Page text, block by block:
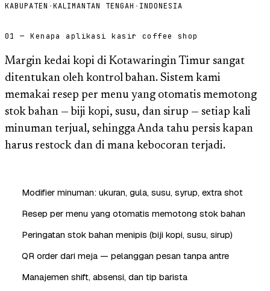
KABUPATEN ·KALIMANTAN TENGAH · INDONESIA
01 — Kenapa aplikasi kasir coffee shop
Margin kedai kopi di Kotawaringin Timur sangat
ditentukan oleh kontrol bahan. Sistem kami
memakai resep per menu yang otomatis memotong
stok bahan — biji kopi, susu, dan sirup — setiap kali
minuman terjual, sehingga Anda tahu persis kapan
harus restock dan di mana kebocoran terjadi.
Modifier minuman: ukuran, gula, susu, syrup, extra shot
Resep per menu yang otomatis memotong stok bahan
Peringatan stok bahan menipis (biji kopi, susu, sirup)
QR order dari meja — pelanggan pesan tanpa antre
Manajemen shift, absensi, dan tip barista